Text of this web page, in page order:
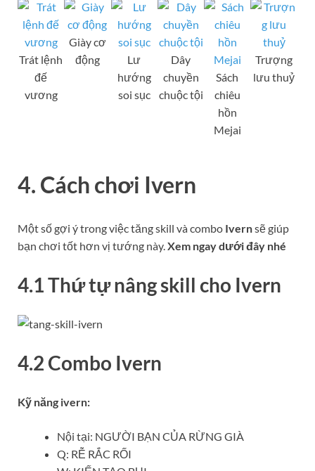
Trát lệnh
đế
vương
Giày cơ
động
Lư
hướng
soi sục
Dây
chuyền
chuộc tội
Sách
chiêu
hồn
Mejai
Trượng
lưu thuỷ
4. Cách chơi Ivern
Một số gợi ý trong việc tăng skill và combo Ivernsẽ giúp
bạn chơi tốt hơn vị tướng này. Xem ngay dưới đây nhé
4.1 Thứ tự nâng skill cho Ivern
4.2 Combo Ivern
Kỹ năng ivern:
Nội tại: NGƯỜI BẠN CỦA RỪNG GIÀ
Q: RỄ RẮC RỐI